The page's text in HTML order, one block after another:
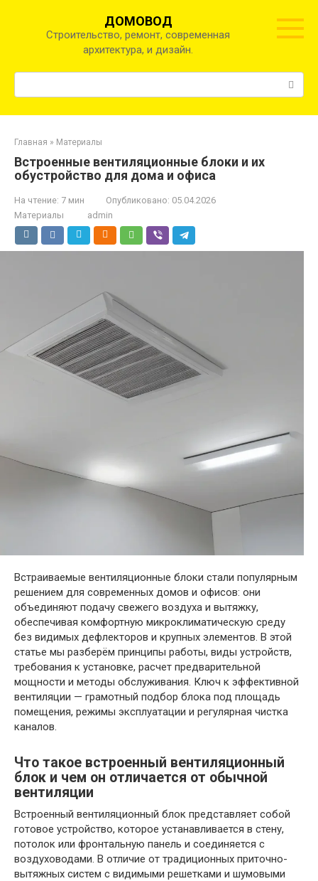
ДОМОВОД
Строительство, ремонт, современная
архитектура, и дизайн.
Главная » Материалы
Встроенные вентиляционные блоки и их
обустройство для дома и офиса
На чтение: 7 мин Опубликовано: 05.04.2026
Материалы
admin
Встраиваемые вентиляционные блоки стали популярным
решением для современных домов и офисов: они
объединяют подачу свежего воздуха и вытяжку,
обеспечивая комфортную микроклиматическую среду
без видимых дефлекторов и крупных элементов. В этой
статье мы разберём принципы работы, виды устройств,
требования к установке, расчет предварительной
мощности и методы обслуживания. Ключ к эффективной
вентиляции — грамотный подбор блока под площадь
помещения, режимы эксплуатации и регулярная чистка
каналов.
Что такое встроенный вентиляционный
блок и чем он отличается от обычной
вентиляции
Встроенный вентиляционный блок представляет собой
готовое устройство, которое устанавливается в стену,
потолок или фронтальную панель и соединяется с
воздуховодами. В отличие от традиционных приточно-
вытяжных систем с видимыми решетками и шумовыми